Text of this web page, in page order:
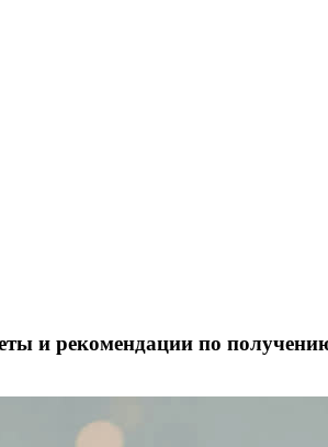
и рекомендации по